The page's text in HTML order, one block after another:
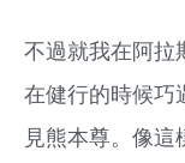
不過就我在阿拉
在健行的時候巧
見熊本尊。像這